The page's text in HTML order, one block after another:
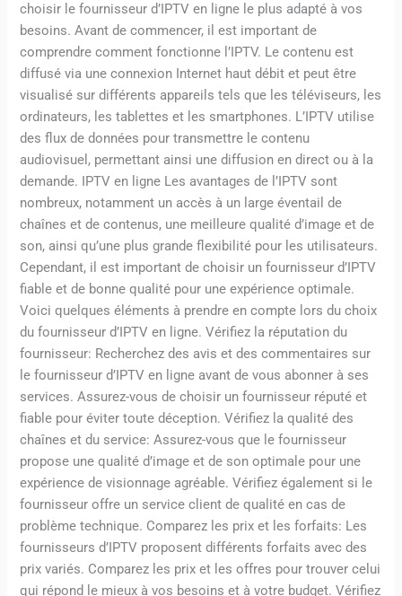
choisir le fournisseur d’IPTV en ligne le plus adapté à vos
besoins. Avant de commencer, il est important de
comprendre comment fonctionne l’IPTV. Le contenu est
diffusé via une connexion Internet haut débit et peut être
visualisé sur différents appareils tels que les téléviseurs, les
ordinateurs, les tablettes et les smartphones. L’IPTV utilise
des flux de données pour transmettre le contenu
audiovisuel, permettant ainsi une diffusion en direct ou à la
demande. IPTV en ligne Les avantages de l’IPTV sont
nombreux, notamment un accès à un large éventail de
chaînes et de contenus, une meilleure qualité d’image et de
son, ainsi qu’une plus grande flexibilité pour les utilisateurs.
Cependant, il est important de choisir un fournisseur d’IPTV
fiable et de bonne qualité pour une expérience optimale.
Voici quelques éléments à prendre en compte lors du choix
du fournisseur d’IPTV en ligne. Vérifiez la réputation du
fournisseur: Recherchez des avis et des commentaires sur
le fournisseur d’IPTV en ligne avant de vous abonner à ses
services. Assurez-vous de choisir un fournisseur réputé et
fiable pour éviter toute déception. Vérifiez la qualité des
chaînes et du service: Assurez-vous que le fournisseur
propose une qualité d’image et de son optimale pour une
expérience de visionnage agréable. Vérifiez également si le
fournisseur offre un service client de qualité en cas de
problème technique. Comparez les prix et les forfaits: Les
fournisseurs d’IPTV proposent différents forfaits avec des
prix variés. Comparez les prix et les offres pour trouver celui
qui répond le mieux à vos besoins et à votre budget. Vérifiez